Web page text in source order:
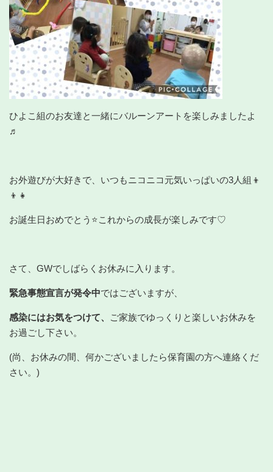
ひよこ組のお友達と一緒にバルーンアートを楽しみましたよ
♬
お外遊びが大好きで、いつもニコニコ元気いっぱいの3人組👦
👦👧
お誕生日おめでとう⭐これからの成長が楽しみです♡
さて、GWでしばらくお休みに入ります。
緊急事態宣言が発令中ではございますが、
感染にはお気をつけて、
ご家族でゆっくりと楽しいお休みを
お過ごし下さい。
(尚、お休みの間、何かございましたら保育園の方へ連絡くだ
さい。)